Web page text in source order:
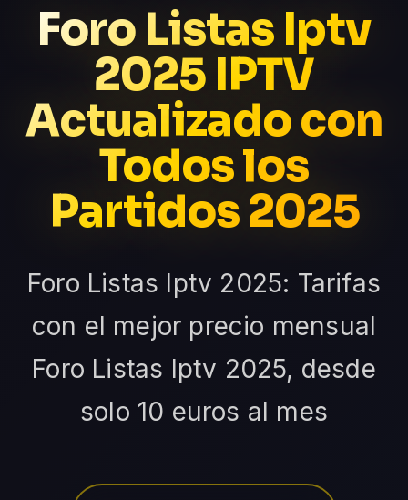
Foro Listas Iptv
2025 IPTV
Actualizado con
Todos los
Partidos 2025
Foro Listas Iptv 2025: Tarifas
con el mejor precio mensual
Foro Listas Iptv 2025, desde
solo 10 euros al mes